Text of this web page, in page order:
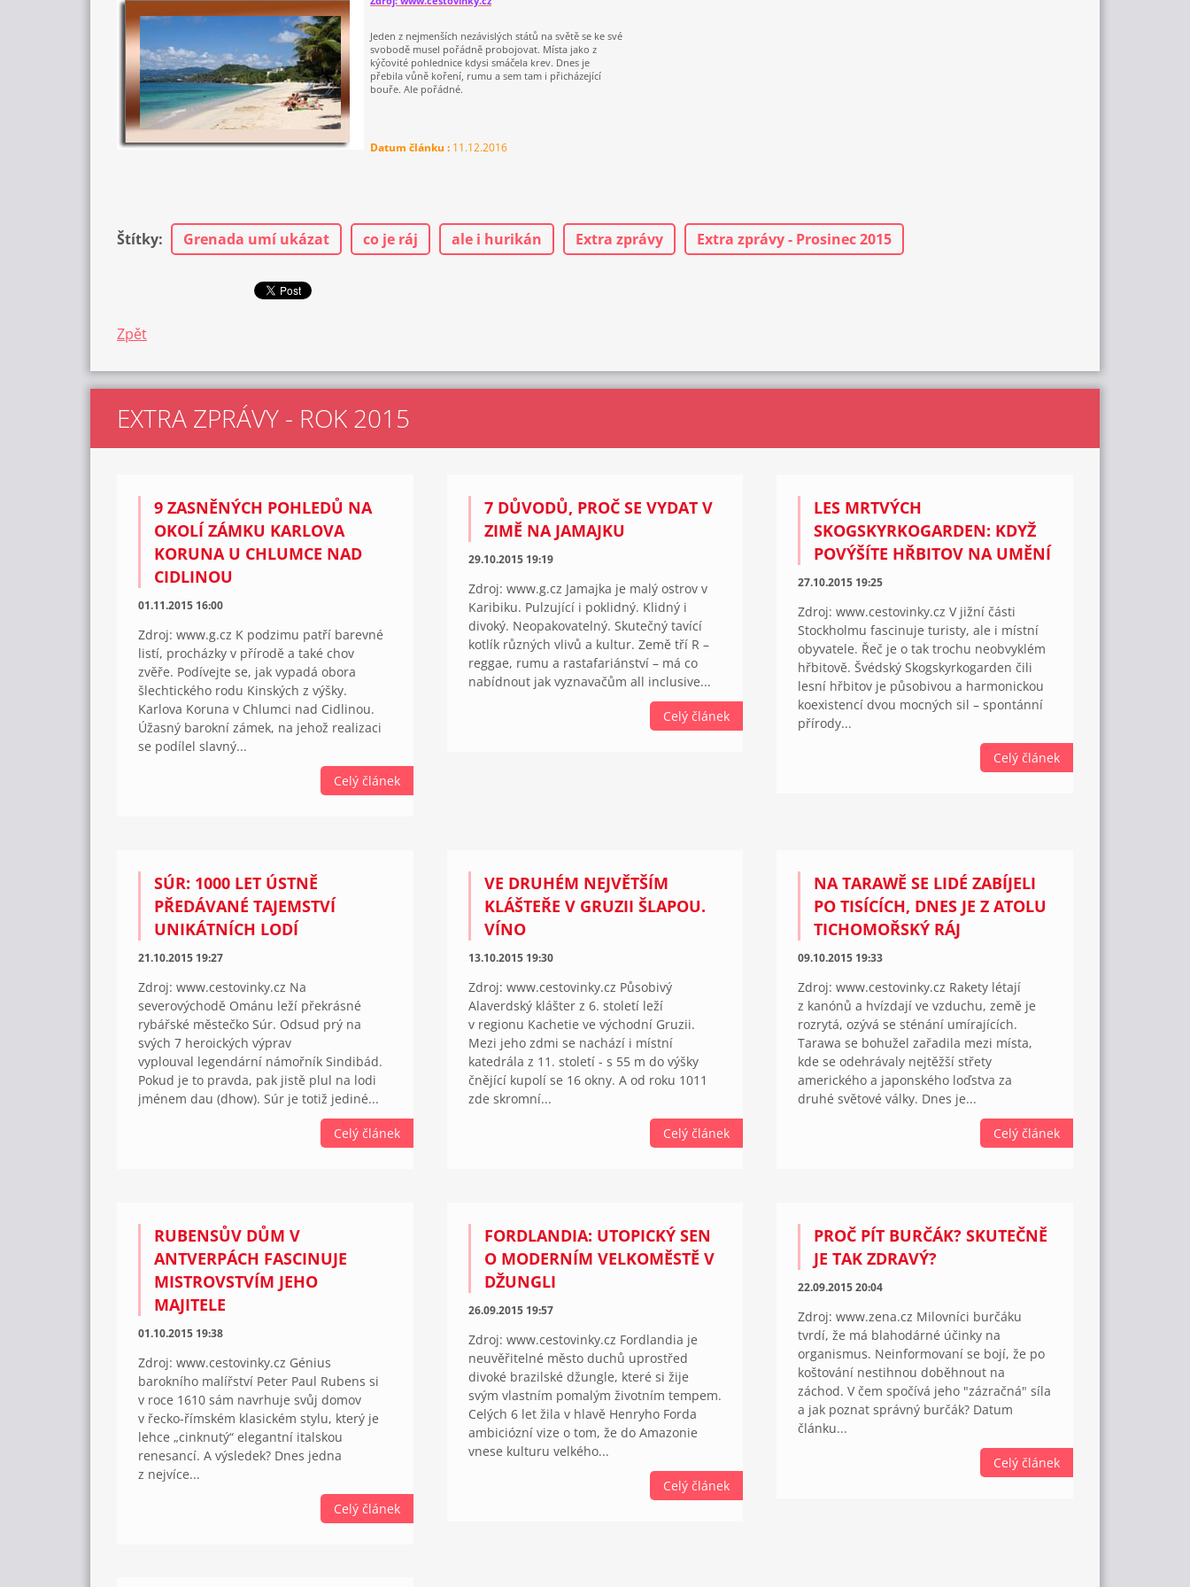
Jeden z nejmenších nezávislých států na světě se ke své
svobodě musel pořádně probojovat. Místa jako z
kýčovité pohlednice kdysi smáčela krev. Dnes je
přebila vůně koření, rumu a sem tam i přicházející
bouře. Ale pořádné.
Datum článku : 11.12.2016
Štítky: Grenada umí ukázat co je ráj ale i hurikán Extra zprávy Extra zprávy - Prosinec 2015
Zpět
EXTRA ZPRÁVY - ROK 2015
9 ZASNĚNÝCH POHLEDŮ NA
OKOLÍ ZÁMKU KARLOVA
KORUNA U CHLUMCE NAD
CIDLINOU
01.11.2015 16:00
Zdroj: www.g.cz K podzimu patří barevné
listí, procházky v přírodě a také chov
zvěře. Podívejte se, jak vypadá obora
šlechtického rodu Kinských z výšky.
Karlova Koruna v Chlumci nad Cidlinou.
Úžasný barokní zámek, na jehož realizaci
se podílel slavný...
Celý článek
7 DŮVODŮ, PROČ SE VYDAT V
ZIMĚ NA JAMAJKU
29.10.2015 19:19
Zdroj: www.g.cz Jamajka je malý ostrov v
Karibiku. Pulzující i poklidný. Klidný i
divoký. Neopakovatelný. Skutečný tavící
kotlík různých vlivů a kultur. Země tří R –
reggae, rumu a rastafariánství – má co
nabídnout jak vyznavačům all inclusive...
Celý článek
LES MRTVÝCH
SKOGSKYRKOGARDEN: KDYŽ
POVÝŠÍTE HŘBITOV NA UMĚNÍ
27.10.2015 19:25
Zdroj: www.cestovinky.cz V jižní části
Stockholmu fascinuje turisty, ale i místní
obyvatele. Řeč je o tak trochu neobvyklém
hřbitově. Švédský Skogskyrkogarden čili
lesní hřbitov je působivou a harmonickou
koexistencí dvou mocných sil – spontánní
přírody...
Celý článek
SÚR: 1000 LET ÚSTNĚ
PŘEDÁVANÉ TAJEMSTVÍ
UNIKÁTNÍCH LODÍ
21.10.2015 19:27
Zdroj: www.cestovinky.cz Na
severovýchodě Ománu leží překrásné
rybářské městečko Súr. Odsud prý na
svých 7 heroických výprav
vyplouval legendární námořník Sindibád.
Pokud je to pravda, pak jistě plul na lodi
jménem dau (dhow). Súr je totiž jediné...
Celý článek
VE DRUHÉM NEJVĚTŠÍM
KLÁŠTEŘE V GRUZII ŠLAPOU.
VÍNO
13.10.2015 19:30
Zdroj: www.cestovinky.cz Působivý
Alaverdský klášter z 6. století leží
v regionu Kachetie ve východní Gruzii.
Mezi jeho zdmi se nachází i místní
katedrála z 11. století - s 55 m do výšky
čnějící kupolí se 16 okny. A od roku 1011
zde skromní...
Celý článek
NA TARAWĚ SE LIDÉ ZABÍJELI
PO TISÍCÍCH, DNES JE Z ATOLU
TICHOMOŘSKÝ RÁJ
09.10.2015 19:33
Zdroj: www.cestovinky.cz Rakety létají
z kanónů a hvízdají ve vzduchu, země je
rozrytá, ozývá se sténání umírajících.
Tarawa se bohužel zařadila mezi místa,
kde se odehrávaly nejtěžší střety
amerického a japonského loďstva za
druhé světové války. Dnes je...
Celý článek
RUBENSŮV DŮM V
ANTVERPÁCH FASCINUJE
MISTROVSTVÍM JEHO
MAJITELE
01.10.2015 19:38
Zdroj: www.cestovinky.cz Génius
barokního malířství Peter Paul Rubens si
v roce 1610 sám navrhuje svůj domov
v řecko-římském klasickém stylu, který je
lehce „cinknutý“ elegantní italskou
renesancí. A výsledek? Dnes jedna
z nejvíce...
Celý článek
FORDLANDIA: UTOPICKÝ SEN
O MODERNÍM VELKOMĚSTĚ V
DŽUNGLI
26.09.2015 19:57
Zdroj: www.cestovinky.cz Fordlandia je
neuvěřitelné město duchů uprostřed
divoké brazilské džungle, které si žije
svým vlastním pomalým životním tempem.
Celých 6 let žila v hlavě Henryho Forda
ambiciózní vize o tom, že do Amazonie
vnese kulturu velkého...
Celý článek
PROČ PÍT BURČÁK? SKUTEČNĚ
JE TAK ZDRAVÝ?
22.09.2015 20:04
Zdroj: www.zena.cz Milovníci burčáku
tvrdí, že má blahodárné účinky na
organismus. Neinformovaní se bojí, že po
koštování nestihnou doběhnout na
záchod. V čem spočívá jeho "zázračná" síla
a jak poznat správný burčák? Datum
článku...
Celý článek